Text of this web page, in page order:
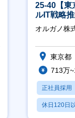
25-40【東
ルIT戦略
オルガノ株
東京都
713万
正社員採用
休日120日